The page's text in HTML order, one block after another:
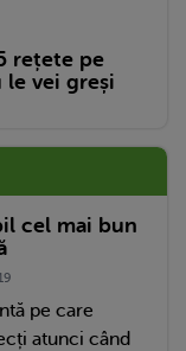
rețete pe
le vei greși
cel mai bun
pe care
atunci când